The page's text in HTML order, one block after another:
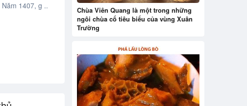
1407, g ..
Chùa Viên Quang là một trong những
ngôi chùa cổ tiêu biểu của vùng Xuân
Trường